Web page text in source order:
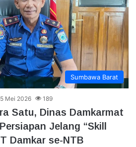
Sumbawa Barat
5 Mei 2026 189
Satu, Dinas Damkarmat
Jelang “Skill
Damkar se-NTB